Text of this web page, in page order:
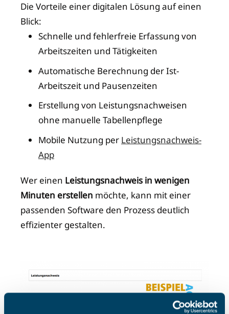
Die Vorteile einer digitalen Lösung auf einen
Blick:
Schnelle und fehlerfreie Erfassung von
Arbeitszeiten und Tätigkeiten
Automatische Berechnung der Ist-
Arbeitszeit und Pausenzeiten
Erstellung von Leistungsnachweisen
ohne manuelle Tabellenpflege
Mobile Nutzung per Leistungsnachweis-
App
Wer einen Leistungsnachweis in wenigen
Minuten erstellen möchte, kann mit einer
passenden Software den Prozess deutlich
effizienter gestalten.